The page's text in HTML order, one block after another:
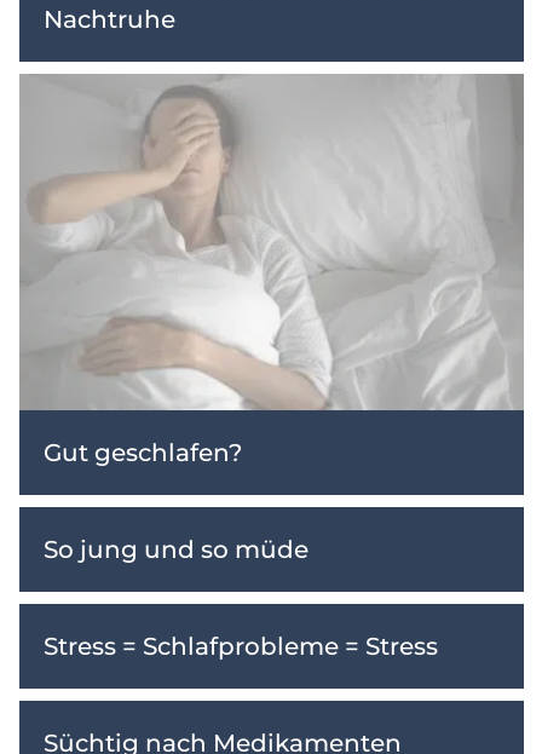
Nachtruhe
Gut geschlafen?
So jung und so müde
Stress = Schlafprobleme = Stress
Süchtig nach Medikamenten